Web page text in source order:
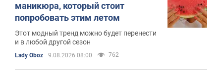
маникюра, который стоит
попробовать этим летом
Этот модный тренд можно будет перенести
и в любой другой сезон
Lady Oboz 9.08.2026 08:00 762